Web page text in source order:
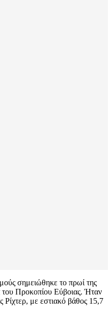
σημειώθηκε το πρωί της
του Προκοπίου Εύβοιας. Ήταν
με εστιακό βάθος 15,7